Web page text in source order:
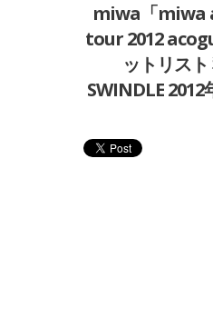
miwa「miwa
tour 2012
ットリス
SWINDLE 2012